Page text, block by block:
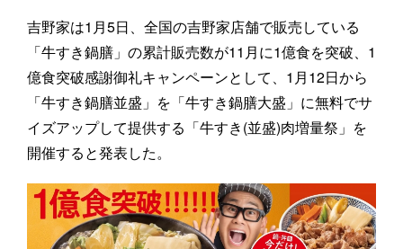
吉野家は1月5日、全国の吉野家店舗で販売している
「牛すき鍋膳」の累計販売数が11月に1億食を突破、1
億食突破感謝御礼キャンペーンとして、1月12日から
「牛すき鍋膳並盛」を「牛すき鍋膳大盛」に無料でサ
イズアップして提供する「牛すき(並盛)肉増量祭」を
開催すると発表した。